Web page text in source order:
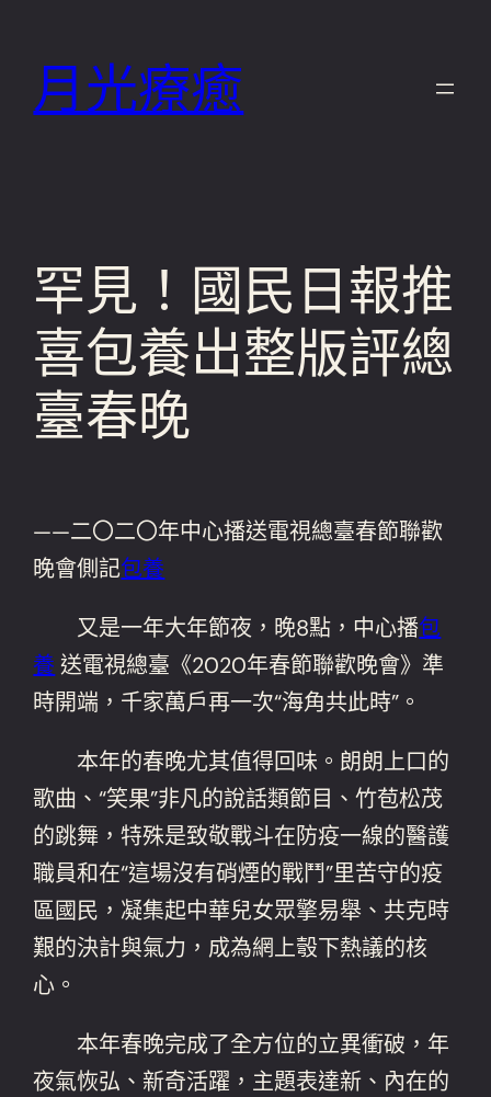
月光療癒
罕見！國民日報推
喜包養出整版評總
臺春晚
——二〇二〇年中心播送電視總臺春節聯歡
晚會側記包養
又是一年大年節夜，晚8點，中心播包
養 送電視總臺《2020年春節聯歡晚會》準
時開端，千家萬戶再一次“海角共此時”。
本年的春晚尤其值得回味。朗朗上口的
歌曲、“笑果”非凡的說話類節目、竹苞松茂
的跳舞，特殊是致敬戰斗在防疫一線的醫護
職員和在“這場沒有硝煙的戰鬥”里苦守的疫
區國民，凝集起中華兒女眾擎易舉、共克時
艱的決計與氣力，成為網上彀下熱議的核
心。
本年春晚完成了全方位的立異衝破，年
夜氣恢弘、新奇活躍，主題表達新、內在的